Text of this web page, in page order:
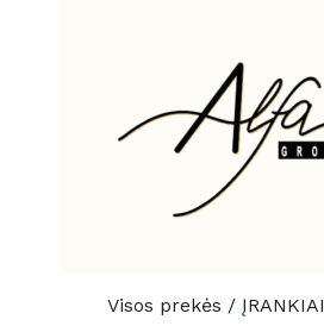
Visos prekės / ĮRANKIAI